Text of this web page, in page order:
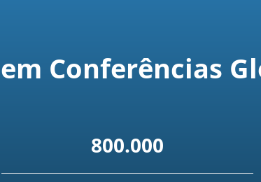
Conferências
800.000